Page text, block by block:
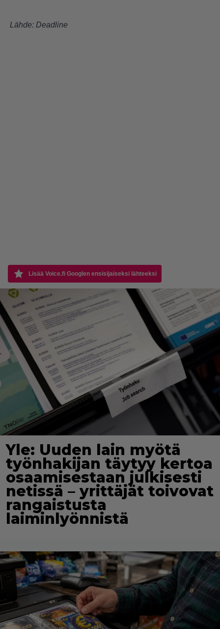
Lähde: Deadline
Lisää Voice.fi Googlen ensisijaiseksi lähteeksi
Yle: Uuden lain myötä
työnhakijan täytyy kertoa
osaamisestaan julkisesti
netissä – yrittäjät toivovat
rangaistusta
laiminlyönnistä